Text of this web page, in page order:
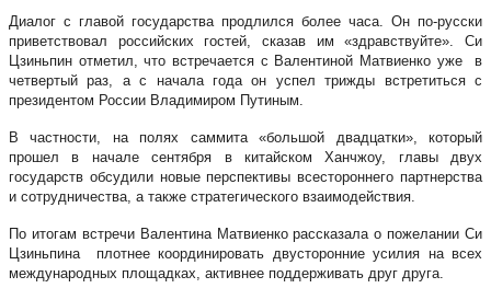
Диалог с главой государства продлился более часа. Он по-русски
приветствовал российских гостей, сказав им «здравствуйте». Си
Цзиньпин отметил, что встречается с Валентиной Матвиенко уже в
четвертый раз, а с начала года он успел трижды встретиться с
президентом России Владимиром Путиным.
В частности, на полях саммита «большой двадцатки», который
прошел в начале сентября в китайском Ханчжоу, главы двух
государств обсудили новые перспективы всестороннего партнерства
и сотрудничества, а также стратегического взаимодействия.
По итогам встречи Валентина Матвиенко рассказала о пожелании Си
Цзиньпина плотнее координировать двусторонние усилия на всех
международных площадках, активнее поддерживать друг друга.